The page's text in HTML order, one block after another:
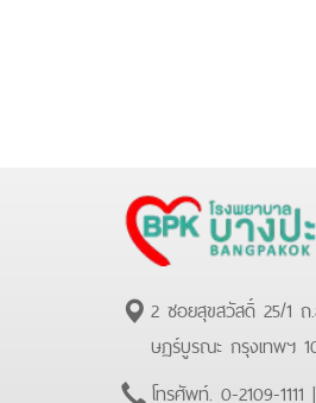
2 ซอยสุขสวัสดิ์ 25/1 ถ
ษฏร์บูรณะ กรุงเทพฯ
โทรศัพท์. 0-2109-1111